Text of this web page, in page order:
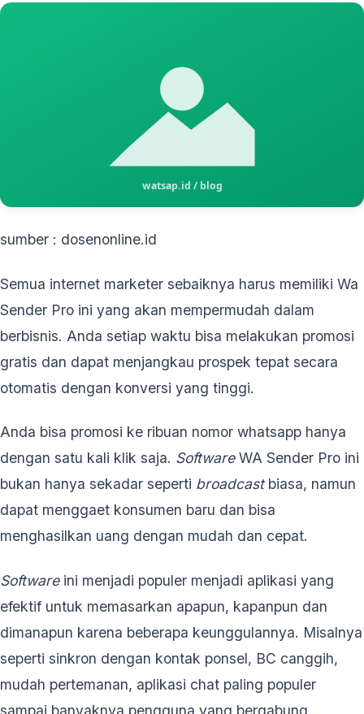
sumber : dosenonline.id
Semua internet marketer sebaiknya harus memiliki Wa
Sender Pro ini yang akan mempermudah dalam
berbisnis. Anda setiap waktu bisa melakukan promosi
gratis dan dapat menjangkau prospek tepat secara
otomatis dengan konversi yang tinggi.
Anda bisa promosi ke ribuan nomor whatsapp hanya
dengan satu kali klik saja. SoftwareWA Sender Pro ini
bukan hanya sekadar seperti broadcastbiasa, namun
dapat menggaet konsumen baru dan bisa
menghasilkan uang dengan mudah dan cepat.
Softwareini menjadi populer menjadi aplikasi yang
efektif untuk memasarkan apapun, kapanpun dan
dimanapun karena beberapa keunggulannya. Misalnya
seperti sinkron dengan kontak ponsel, BC canggih,
mudah pertemanan, aplikasi chat paling populer
sampai banyaknya pengguna yang bergabung.